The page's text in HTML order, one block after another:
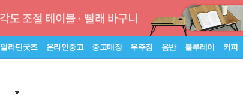
알라딘굿즈 온라인중고 중고매장 우주점 음반 블루레이 커피